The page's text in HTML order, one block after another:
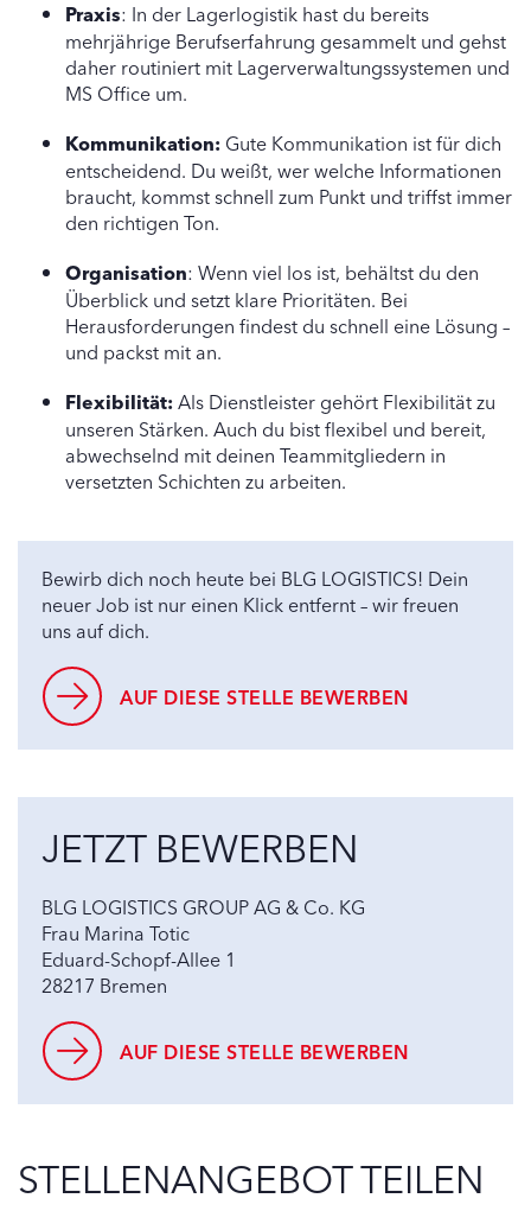
Praxis: In der Lagerlogistik hast du bereits
mehrjährige Berufserfahrung gesammelt und gehst
daher routiniert mit Lagerverwaltungssystemen und
MS Office um.
Kommunikation: Gute Kommunikation ist für dich
entscheidend. Du weißt, wer welche Informationen
braucht, kommst schnell zum Punkt und triffst immer
den richtigen Ton.
Organisation: Wenn viel los ist, behältst du den
Überblick und setzt klare Prioritäten. Bei
Herausforderungen findest du schnell eine Lösung –
und packst mit an.
Flexibilität:Als Dienstleister gehört Flexibilität zu
unseren Stärken. Auch du bist flexibel und bereit,
abwechselnd mit deinen Teammitgliedern in
versetzten Schichten zu arbeiten.
Bewirb dich noch heute bei BLG LOGISTICS! Dein
neuer Job ist nur einen Klick entfernt – wir freuen
uns auf dich.
AUF DIESE STELLE BEWERBEN
JETZT BEWERBEN
BLG LOGISTICS GROUP AG & Co. KG
Frau Marina Totic
Eduard-Schopf-Allee 1
28217 Bremen
AUF DIESE STELLE BEWERBEN
STELLENANGEBOT TEILEN